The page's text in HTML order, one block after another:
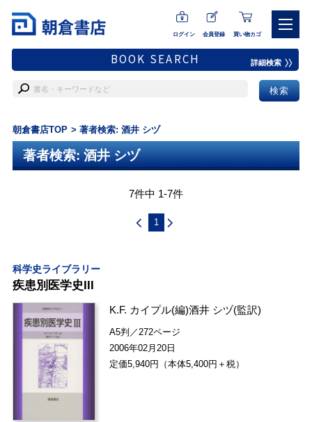
ログイン 会員登録 買い物カゴ
BOOK SEARCH 詳細検索
朝倉書店TOP 著者検索: 酒井 シヅ
著者検索: 酒井 シヅ
7件中 1-7件
1
科学史ライブラリー
疾患別医学史III
K.F. カイプル(編)酒井 シヅ(監訳)
A5判／272ページ
2006年02月20日
定価5,940円（本体5,400円＋税）